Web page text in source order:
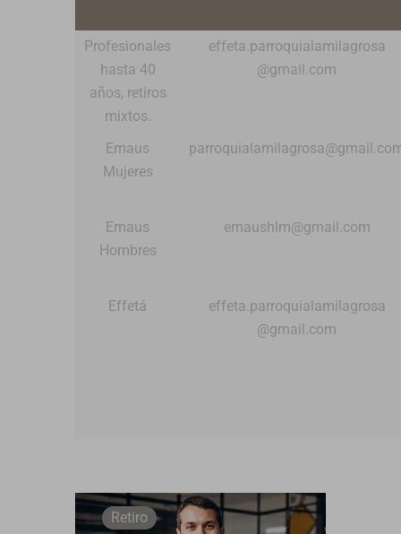
Profesionales
hasta 40
años, retiros
mixtos.
effeta.parroquialamilagrosa​
@gmail.com
Emaus
Mujeres
Emaus
Hombres
emaushlm@gmail.com
Effetá
effeta.parroquialamilagrosa​
@gmail.com
Retiro